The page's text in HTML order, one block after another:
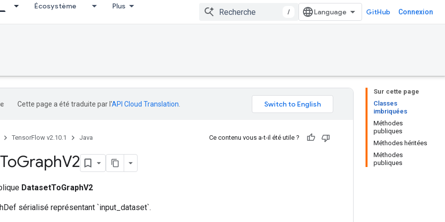
Écosystème Plus
/ GitHub Connexion
Sur cette page
Classes
imbriquées
Méthodes
publiques
Méthodes héritées
Méthodes
publiques
Cette page a été traduite par l'API Cloud Translation
TensorFlow v2.10.1 Java Ce contenu vous a-t-il été utile ?
ToGraphV2
DatasetToGraphV2
sérialisé représentant `input_dataset`.